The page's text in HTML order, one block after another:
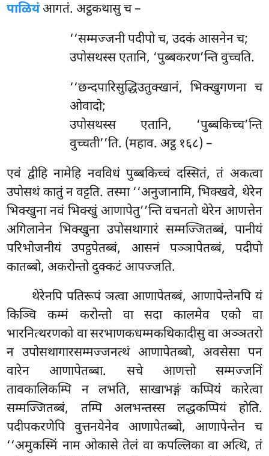
पाळियंआगतं. अट्ठकथासु च –
‘‘सम्मज्जनीपदीपो च, उदकं आसनेन च;
उपोसथस्स एतानि, ‘पुब्बकरण’न्ति वुच्चति.
‘‘छन्दपारिसुद्धिउतुक्खानं, भिक्खुगणना च
ओवादो;
उपोसथस्स एतानि, ‘पुब्बकिच्च’न्ति
वुच्चती’’ति. (महाव. अट्ठ १६८) –
एवं द्वीहि नामेहि नवविधं पुब्बकिच्चं दस्सितं, तं अकत्वा
उपोसथं कातुं न वट्टति. तस्मा ‘‘अनुजानामि, भिक्खवे, थेरेन
भिक्खुना नवं भिक्खुं आणापेतु’’न्ति वचनतो थेरेन आणत्तेन
अगिलानेन भिक्खुना उपोसथागारं सम्मज्जितब्बं, पानीयं
परिभोजनीयं उपट्ठपेतब्बं, आसनं पञ्ञापेतब्बं, पदीपो
कातब्बो, अकरोन्तो दुक्कटं आपज्जति.
थेरेनपि पतिरूपं ञत्वा आणापेतब्बं, आणापेन्तेनपि यं
किञ्चि कम्मं करोन्तो वा सदा कालमेव एको वा
भारनित्थरणको वा सरभाणकधम्मकथिकादीसु वा अञ्ञतरो
न उपोसथागारसम्मज्जनत्थं आणापेतब्बो, अवसेसा पन
वारेन आणापेतब्बा. सचे आणत्तो सम्मज्जनिं
तावकालिकम्पि न लभति, साखाभङ्गं कप्पियं कारेत्वा
सम्मज्जितब्बं, तम्पि अलभन्तस्स लद्धकप्पियं होति.
पदीपकरणेपि वुत्तनयेनेव आणापेतब्बो, आणापेन्तेन च
‘‘अमुकस्मिं नाम ओकासे तेलं वा कपल्लिका वा अत्थि, तं